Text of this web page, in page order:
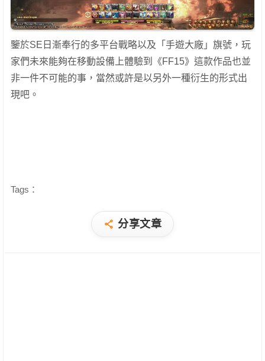
鑒於SE日漸奉行的多平台戰略以及「手遊大廠」旗號，玩
家們未來能夠在移動設備上體驗到《FF15》這款作品也並
非一件不可能的事，當然或許是以另外一種衍生的形式出
現吧。
Tags：
分享文章